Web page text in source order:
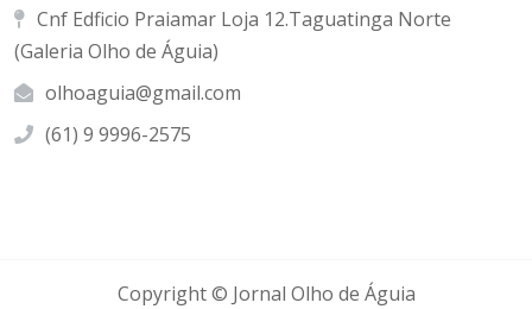
Cnf Edficio Praiamar Loja 12.Taguatinga Norte
(Galeria Olho de Águia)
olhoaguia@gmail.com
(61) 9 9996-2575
Copyright © Jornal Olho de Águia